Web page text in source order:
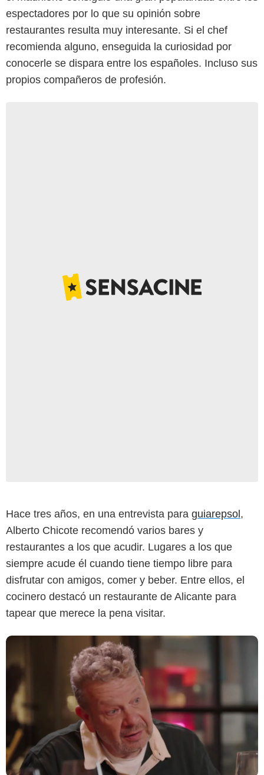
espectadores por lo que su opinión sobre
restaurantes resulta muy interesante. Si el chef
recomienda alguno, enseguida la curiosidad por
conocerle se dispara entre los españoles. Incluso sus
propios compañeros de profesión.
Hace tres años, en una entrevista para guiarepsol,
Alberto Chicote recomendó varios bares y
restaurantes a los que acudir. Lugares a los que
siempre acude él cuando tiene tiempo libre para
disfrutar con amigos, comer y beber. Entre ellos, el
cocinero destacó un restaurante de Alicante para
tapear que merece la pena visitar.